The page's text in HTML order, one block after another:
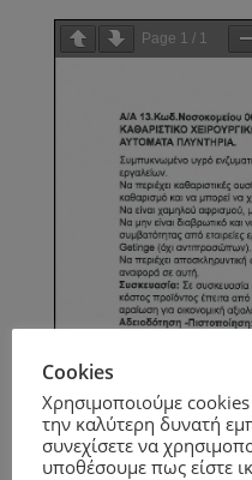
Page 1 / 1
Cookies
Χρησιμοποιούμε
την καλύτερη δυνατή
συνεχίσετε να
υποθέσουμε πως είστε